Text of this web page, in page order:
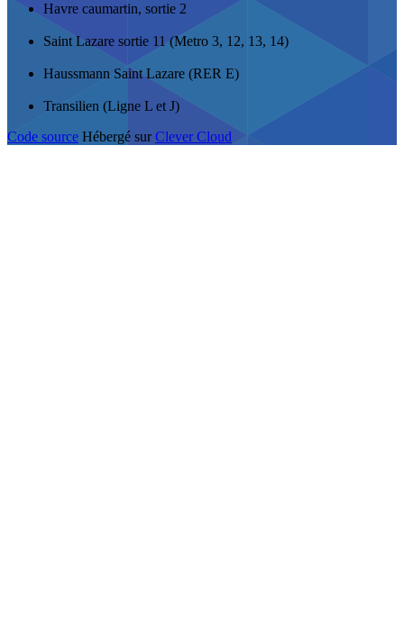
Havre caumartin, sortie 2
Saint Lazare sortie 11 (Metro 3, 12, 13, 14)
Haussmann Saint Lazare (RER E)
Transilien (Ligne L et J)
Code source Hébergé surClever Cloud